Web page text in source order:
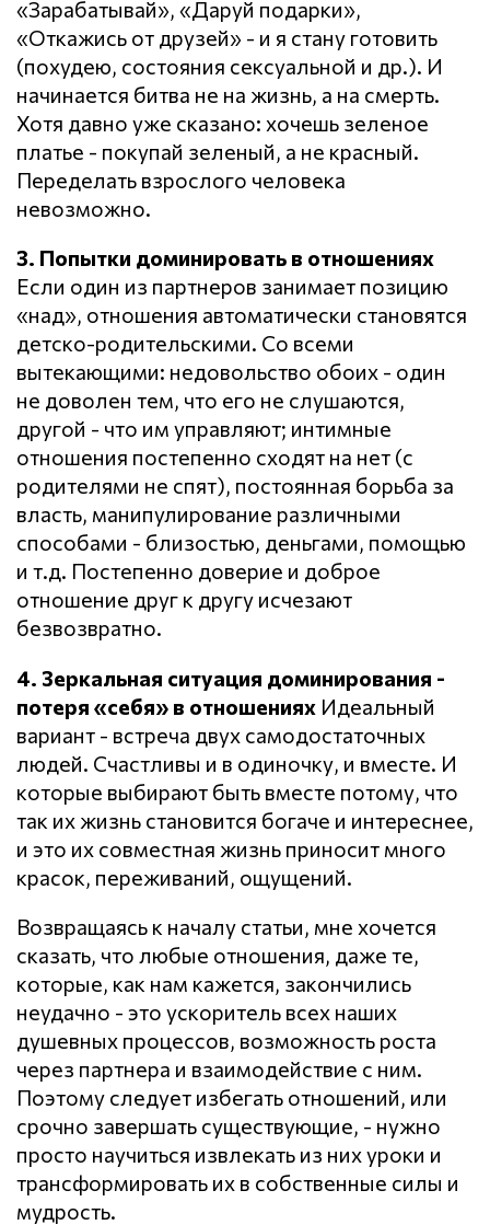
«Зарабатывай», «Даруй подарки»,
«Откажись от друзей» - и я стану готовить
(похудею, состояния сексуальной и др.). И
начинается битва не на жизнь, а на смерть.
Хотя давно уже сказано: хочешь зеленое
платье - покупай зеленый, а не красный.
Переделать взрослого человека
невозможно.
3. Попытки доминировать в отношениях
Если один из партнеров занимает позицию
«над», отношения автоматически становятся
детско-родительскими. Со всеми
вытекающими: недовольство обоих - один
не доволен тем, что его не слушаются,
другой - что им управляют; интимные
отношения постепенно сходят на нет (с
родителями не спят), постоянная борьба за
власть, манипулирование различными
способами - близостью, деньгами, помощью
и т.д. Постепенно доверие и доброе
отношение друг к другу исчезают
безвозвратно.
4. Зеркальная ситуация доминирования -
потеря «себя» в отношениях Идеальный
вариант - встреча двух самодостаточных
людей. Счастливы и в одиночку, и вместе. И
которые выбирают быть вместе потому, что
так их жизнь становится богаче и интереснее,
и это их совместная жизнь приносит много
красок, переживаний, ощущений.
Возвращаясь к началу статьи, мне хочется
сказать, что любые отношения, даже те,
которые, как нам кажется, закончились
неудачно - это ускоритель всех наших
душевных процессов, возможность роста
через партнера и взаимодействие с ним.
Поэтому следует избегать отношений, или
срочно завершать существующие, - нужно
просто научиться извлекать из них уроки и
трансформировать их в собственные силы и
мудрость.